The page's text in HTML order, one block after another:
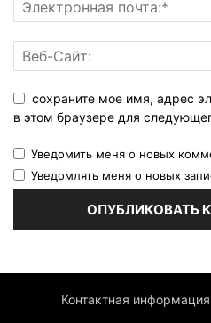
сохраните мое имя, адрес
в этом браузере для
Уведомить меня о новых
Уведомлять меня о новых
Контактная информация